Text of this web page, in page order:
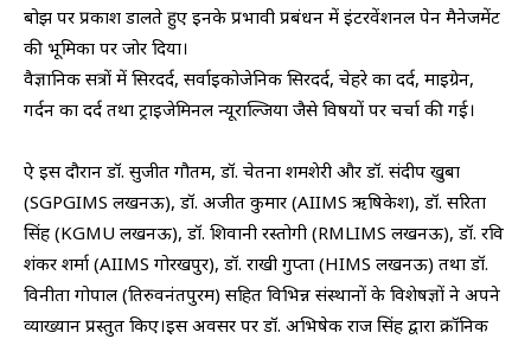
बोझ पर प्रकाश डालते हुए इनके प्रभावी प्रबंधन में इंटरवेंशनल पेन मैनेजमेंट
की भूमिका पर जोर दिया।
वैज्ञानिक सत्रों में सिरदर्द, सर्वाइकोजेनिक सिरदर्द, चेहरे का दर्द, माइग्रेन,
गर्दन का दर्द तथा ट्राइजेमिनल न्यूराल्जिया जैसे विषयों पर चर्चा की गई।
ऐ इस दौरान डॉ. सुजीत गौतम, डॉ. चेतना शमशेरी और डॉ. संदीप खुबा
(SGPGIMS लखनऊ), डॉ. अजीत कुमार (AIIMS ऋषिकेश), डॉ. सरिता
सिंह (KGMU लखनऊ), डॉ. शिवानी रस्तोगी (RMLIMS लखनऊ), डॉ. रवि
शंकर शर्मा (AIIMS गोरखपुर), डॉ. राखी गुप्ता (HIMS लखनऊ) तथा डॉ.
विनीता गोपाल (तिरुवनंतपुरम) सहित विभिन्न संस्थानों के विशेषज्ञों ने अपने
व्याख्यान प्रस्तुत किए।इस अवसर पर डॉ. अभिषेक राज सिंह द्वारा क्रॉनिक